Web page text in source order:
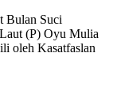
Bulan Suci
(P) Oyu Mulia
oleh Kasatfaslan